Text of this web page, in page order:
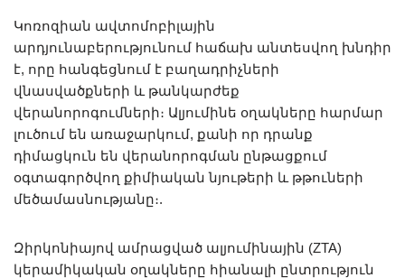
Կոռոզիան ավտոմոբիլային
արդյունաբերությունում հաճախ անտեսվող խնդիր
է, որը հանգեցնում է բաղադրիչների
վնասվածքների և թանկարժեք
վերանորոգումների։ Ալյումինե օղակները հարմար
լուծում են առաջարկում, քանի որ դրանք
դիմացկուն են վերանորոգման ընթացքում
օգտագործվող քիմիական նյութերի և թթուների
մեծամասնությանը։.
Զիրկոնիայով ամրացված ալյումինային (ZTA)
կերամիկական օղակները հիանալի ընտրություն